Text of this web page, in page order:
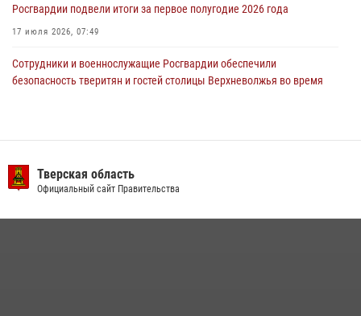
Росгвардии подвели итоги за первое полугодие 2026 года
17 июля 2026, 07:49
Сотрудники и военнослужащие Росгвардии обеспечили
безопасность тверитян и гостей столицы Верхневолжья во время
10 июля 2026, 08:44 1
Тверская область
Официальный сайт Правительства